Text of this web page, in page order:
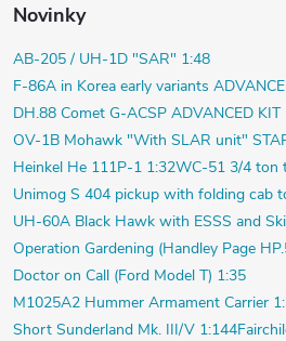
Novinky
AB-205 / UH-1D "SAR" 1:48
F-86A in Korea early variants
DH.88 Comet G-ACSP ADVANCED KIT
OV-1B Mohawk "With SLAR unit"
Heinkel He 111P-1 1:32WC-51 3/4 ton
Unimog S 404 pickup with folding cab
UH-60A Black Hawk with ESSS and
Operation Gardening (Handley Page
Doctor on Call (Ford Model T) 1:35
M1025A2 Hummer Armament Carrier
Short Sunderland Mk. III/V 1:144